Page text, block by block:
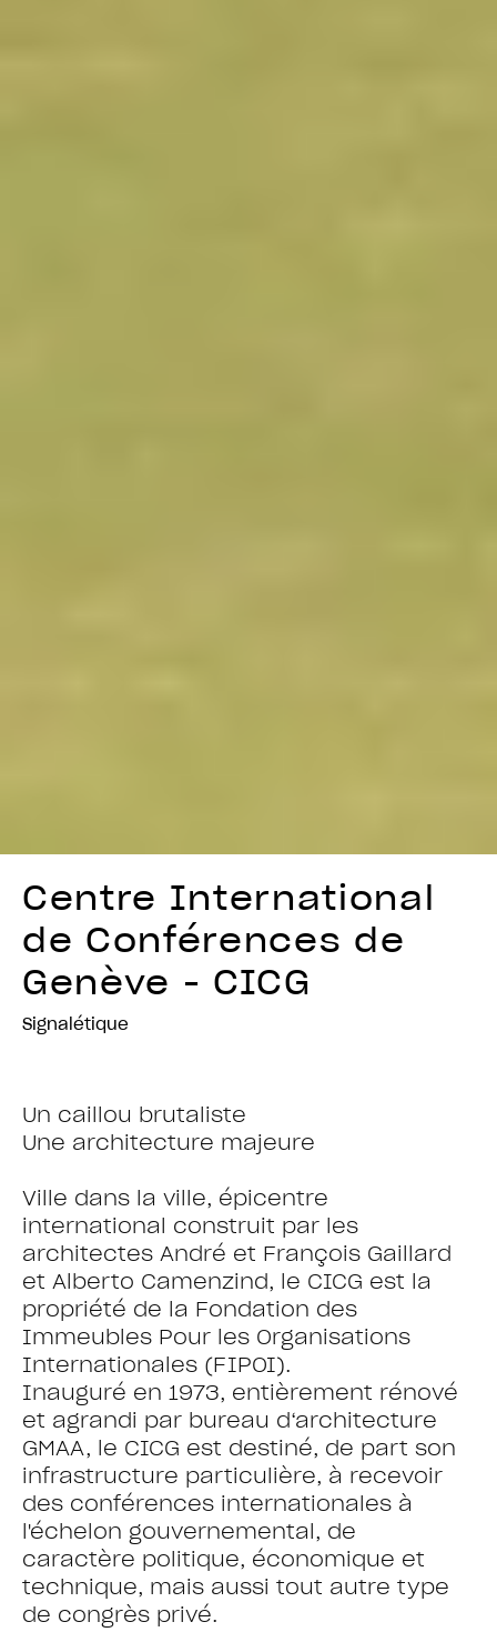
Centre International
de Conférences de
Genève - CICG
Signalétique
Un caillou brutaliste
Une architecture majeure
Ville dans la ville, épicentre
international construit par les
architectes André et François Gaillard
et Alberto Camenzind, le CICG est la
propriété de la Fondation des
Immeubles Pour les Organisations
Internationales (FIPOI).
Inauguré en 1973, entièrement rénové
et agrandi par bureau d‘architecture
GMAA, le CICG est destiné, de part son
infrastructure particulière, à recevoir
des conférences internationales à
l'échelon gouvernemental, de
caractère politique, économique et
technique, mais aussi tout autre type
de congrès privé.